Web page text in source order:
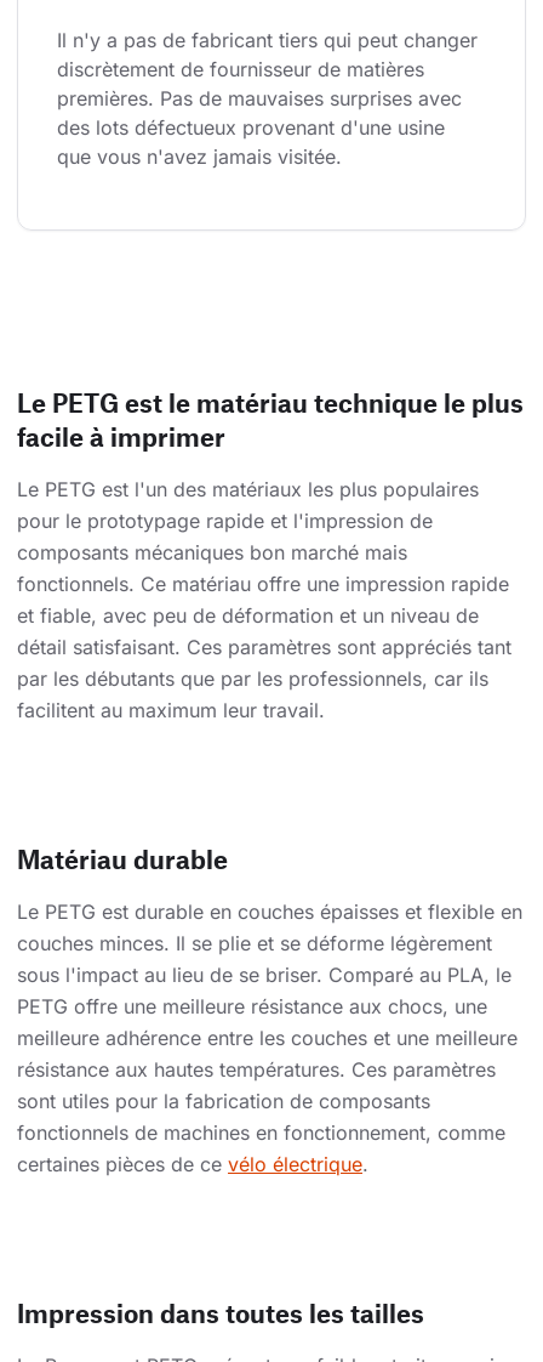
Il n'y a pas de fabricant tiers qui peut changer
discrètement de fournisseur de matières
premières. Pas de mauvaises surprises avec
des lots défectueux provenant d'une usine
que vous n'avez jamais visitée.
Le PETG est le matériau technique le plus
facile à imprimer
Le PETG est l'un des matériaux les plus populaires
pour le prototypage rapide et l'impression de
composants mécaniques bon marché mais
fonctionnels. Ce matériau offre une impression rapide
et fiable, avec peu de déformation et un niveau de
détail satisfaisant. Ces paramètres sont appréciés tant
par les débutants que par les professionnels, car ils
facilitent au maximum leur travail.
Matériau durable
Le PETG est durable en couches épaisses et flexible en
couches minces. Il se plie et se déforme légèrement
sous l'impact au lieu de se briser. Comparé au PLA, le
PETG offre une meilleure résistance aux chocs, une
meilleure adhérence entre les couches et une meilleure
résistance aux hautes températures. Ces paramètres
sont utiles pour la fabrication de composants
fonctionnels de machines en fonctionnement, comme
certaines pièces de ce vélo électrique.
Impression dans toutes les tailles